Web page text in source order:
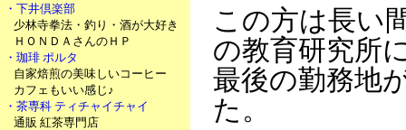
・下井倶楽部
少林寺拳法・釣り・酒が大好き
ＨＯＮＤＡさんのＨＰ
・珈琲 ポルタ
自家焙煎の美味しいコーヒー
カフェもいい感じ♪
・茶専科 ティチャイチャイ
通販 紅茶専門店
この方は長い
の教育研究所
最後の勤務地
た。